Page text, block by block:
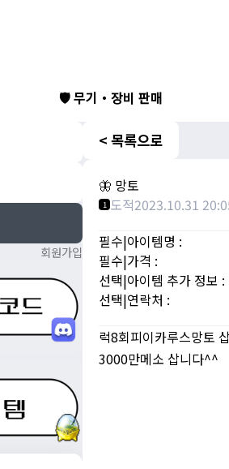
🛡️ 무기・장비 판매
회원가입
< 목록으로
🦋 망토
1 도적2023.10.31
필수|아이템명 :
필수|가격 :
선택|아이템 추가 정보 :
선택|연락처 :
럭8회피이카루스망토
3000만메소 삽니다^^